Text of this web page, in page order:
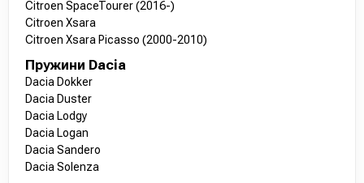
Citroen SpaceTourer (2016-)
Citroen Xsara
Citroen Xsara Picasso (2000-2010)
Пружини Dacia
Dacia Dokker
Dacia Duster
Dacia Lodgy
Dacia Logan
Dacia Sandero
Dacia Solenza